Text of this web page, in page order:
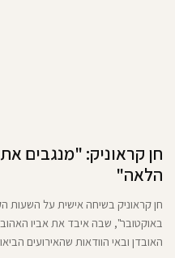
חן קראוניק: "מנגבים
הלאה"
חן קראוניק בשיחה אישית על
באוקטובר", שבה איבד את אביו
האובדן ובאי הוודאות שהאירועים